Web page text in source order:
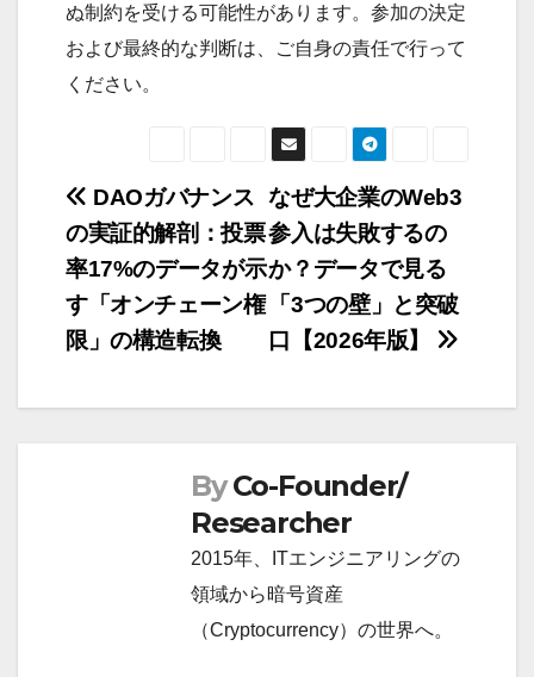
ぬ制約を受ける可能性があります。参加の決定
および最終的な判断は、ご自身の責任で行って
ください。
投
稿
ナ
ビ
ゲ
なぜ大企業のWeb3
参入は失敗するの
か？データで見る
「3つの壁」と突破
口【2026年版】
DAOガバナンス
の実証的解剖：投票
率17%のデータが示
す「オンチェーン権
限」の構造転換
By Co-Founder/
Researcher
2015年、ITエンジニアリングの
領域から暗号資産
（Cryptocurrency）の世界へ。